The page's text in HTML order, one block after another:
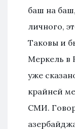
баш на
личного,
Таковы и
Меркель в
уже
крайней
СМИ.